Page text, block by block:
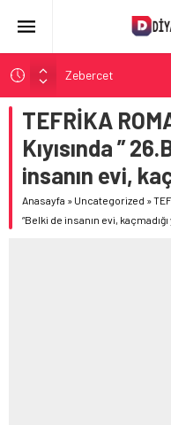
Zebercet
Demiryolu
Korkuyu Beklerken
Yeraltından Notlar
Aylak Adam
TEFRİKA
Kıyısında ”
insanın evi,
Anasayfa » Uncategorized »
“Belki de insanın evi,